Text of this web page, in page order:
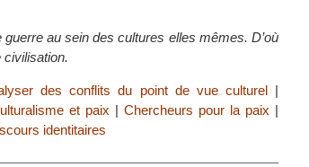
au sein des cultures elles mêmes. D’où
civilisation.
des conflits du point de vue culturel|
et paix | Chercheurs pour la paix |
identitaires